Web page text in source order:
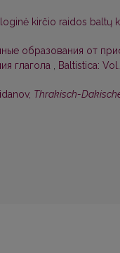
kirčio raidos baltų
образования от
глагола , Baltistica:
Thrakisch-